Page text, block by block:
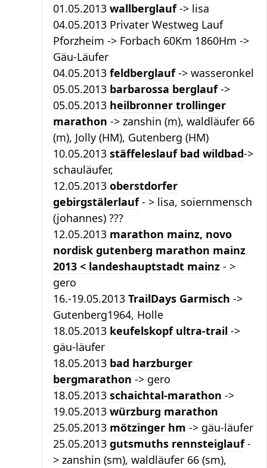
01.05.2013 wallberglauf-> lisa
04.05.2013 Privater Westweg Lauf
Pforzheim -> Forbach 60Km 1860Hm ->
Gäu-Läufer
04.05.2013 feldberglauf-> wasseronkel
05.05.2013 barbarossa berglauf->
05.05.2013 heilbronner trollinger
marathon -> zanshin (m), waldläufer 66
(m), Jolly (HM), Gutenberg (HM)
10.05.2013 stäffeleslauf bad wildbad->
schauläufer,
12.05.2013 oberstdorfer
gebirgstälerlauf- > lisa, soiernmensch
(johannes) ???
12.05.2013 marathon mainz, novo
nordisk gutenberg marathon mainz
2013 < landeshauptstadt mainz - >
gero
16.-19.05.2013 TrailDays Garmisch ->
Gutenberg1964, Holle
18.05.2013 keufelskopf ultra-trail ->
gäu-läufer
18.05.2013 bad harzburger
bergmarathon -> gero
18.05.2013 schaichtal-marathon ->
19.05.2013 würzburg marathon
25.05.2013 mötzinger hm -> gäu-läufer
25.05.2013 gutsmuths rennsteiglauf-
> zanshin (sm), waldläufer 66 (sm),